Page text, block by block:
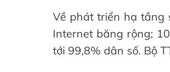
Về phát triển hạ tầng
Internet băng rộng;
tới 99,8% dân số. Bộ